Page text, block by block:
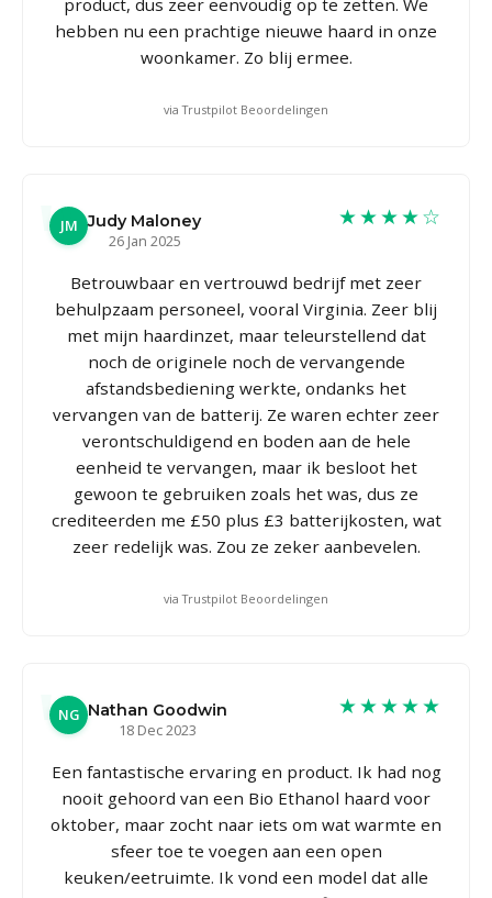
hebben nu een prachtige nieuwe haard in onze
woonkamer. Zo blij ermee.
via Trustpilot Beoordelingen
JM Judy Maloney
26 Jan 2025
★★★★☆
Betrouwbaar en vertrouwd bedrijf met zeer
behulpzaam personeel, vooral Virginia. Zeer blij
met mijn haardinzet, maar teleurstellend dat
noch de originele noch de vervangende
afstandsbediening werkte, ondanks het
vervangen van de batterij. Ze waren echter zeer
verontschuldigend en boden aan de hele
eenheid te vervangen, maar ik besloot het
gewoon te gebruiken zoals het was, dus ze
crediteerden me £50 plus £3 batterijkosten, wat
zeer redelijk was. Zou ze zeker aanbevelen.
via Trustpilot Beoordelingen
NG Nathan Goodwin
18 Dec 2023
★★★★★
Een fantastische ervaring en product. Ik had nog
nooit gehoord van een Bio Ethanol haard voor
oktober, maar zocht naar iets om wat warmte en
sfeer toe te voegen aan een open
keuken/eetruimte. Ik vond een model dat alle